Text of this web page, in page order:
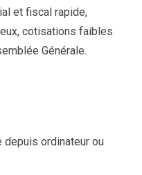
et fiscal rapide,
cotisations faibles
Générale.
ordinateur ou